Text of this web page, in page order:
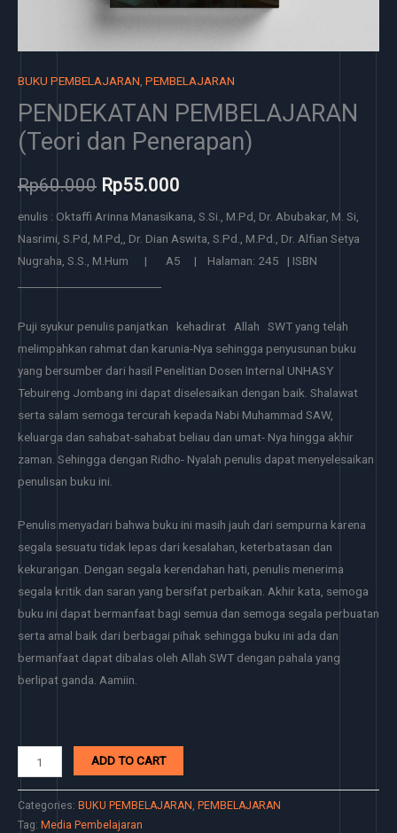
BUKU PEMBELAJARAN, PEMBELAJARAN
PENDEKATAN PEMBELAJARAN
(Teori dan Penerapan)
Rp60.000 Rp55.000
enulis : Oktaffi Arinna Manasikana, S.Si., M.Pd, Dr. Abubakar, M. Si,
Nasrimi, S.Pd, M.Pd,, Dr. Dian Aswita, S.Pd., M.Pd., Dr. Alfian Setya
Nugraha, S.S., M.Hum | A5 | Halaman: 245 | ISBN
Puji syukur penulis panjatkan kehadirat Allah SWT yang telah
melimpahkan rahmat dan karunia-Nya sehingga penyusunan buku
yang bersumber dari hasil Penelitian Dosen Internal UNHASY
Tebuireng Jombang ini dapat diselesaikan dengan baik. Shalawat
serta salam semoga tercurah kepada Nabi Muhammad SAW,
keluarga dan sahabat-sahabat beliau dan umat- Nya hingga akhir
zaman. Sehingga dengan Ridho- Nyalah penulis dapat menyelesaikan
penulisan buku ini.
Penulis menyadari bahwa buku ini masih jauh dari sempurna karena
segala sesuatu tidak lepas dari kesalahan, keterbatasan dan
kekurangan. Dengan segala kerendahan hati, penulis menerima
segala kritik dan saran yang bersifat perbaikan. Akhir kata, semoga
buku ini dapat bermanfaat bagi semua dan semoga segala perbuatan
serta amal baik dari berbagai pihak sehingga buku ini ada dan
bermanfaat dapat dibalas oleh Allah SWT dengan pahala yang
berlipat ganda. Aamiin.
ADD TO CART
Categories: BUKU PEMBELAJARAN , PEMBELAJARAN
Tag: Media Pembelajaran